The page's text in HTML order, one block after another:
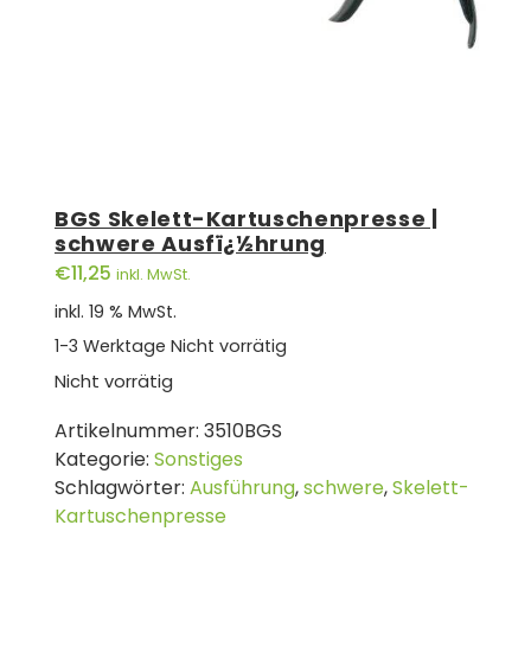
BGS Skelett-Kartuschenpresse |
schwere Ausfï¿½hrung
€11,25 inkl. MwSt.
inkl. 19 % MwSt.
1-3 Werktage Nicht vorrätig
Nicht vorrätig
Artikelnummer: 3510BGS
Kategorie: Sonstiges
Schlagwörter: Ausführung,schwere,Skelett-
Kartuschenpresse